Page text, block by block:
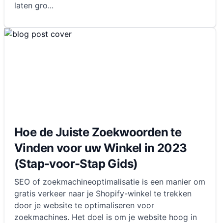
laten gro...
Hoe de Juiste Zoekwoorden te
Vinden voor uw Winkel in 2023
(Stap-voor-Stap Gids)
SEO of zoekmachineoptimalisatie is een manier om
gratis verkeer naar je Shopify-winkel te trekken
door je website te optimaliseren voor
zoekmachines. Het doel is om je website hoog in